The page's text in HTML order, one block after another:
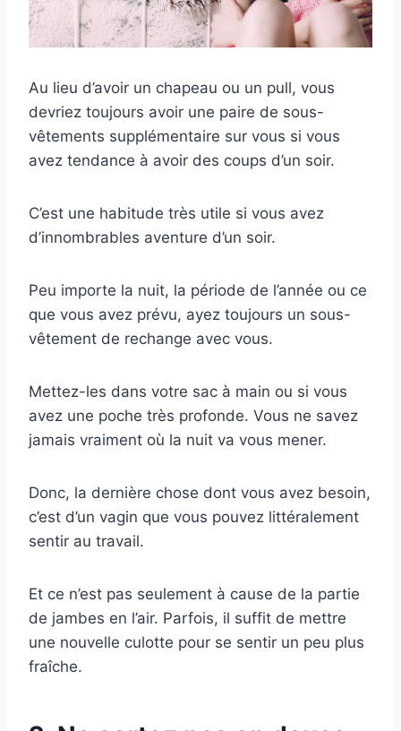
Au lieu d’avoir un chapeau ou un pull, vous
devriez toujours avoir une paire de sous-
vêtements supplémentaire sur vous si vous
avez tendance à avoir des coups d’un soir.
C’est une habitude très utile si vous avez
d’innombrables aventure d’un soir.
Peu importe la nuit, la période de l’année ou ce
que vous avez prévu, ayez toujours un sous-
vêtement de rechange avec vous.
Mettez-les dans votre sac à main ou si vous
avez une poche très profonde. Vous ne savez
jamais vraiment où la nuit va vous mener.
Donc, la dernière chose dont vous avez besoin,
c’est d’un vagin que vous pouvez littéralement
sentir au travail.
Et ce n’est pas seulement à cause de la partie
de jambes en l’air. Parfois, il suffit de mettre
une nouvelle culotte pour se sentir un peu plus
fraîche.